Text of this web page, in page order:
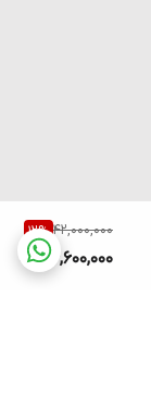
42,000,000
12%
36,600,000